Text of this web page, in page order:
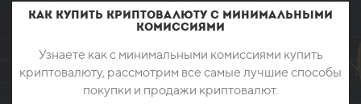
Как купить криптовалюту с минимальными
комиссиями
Узнаете как с минимальными комиссиями купить
криптовалюту, рассмотрим все самые лучшие способы
покупки и продажи криптовалют.